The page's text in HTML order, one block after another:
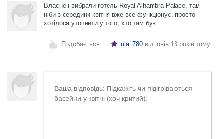
Власне і вибрали готель Royal Alhambra Palace. там
ніби з середини квітня вже все функціонує, просто
хотілося уточнити у того, хто там був.
Подобається ula1780 відповів 13 років тому